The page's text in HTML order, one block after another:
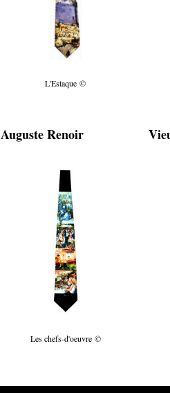
L'Estaque ©
Auguste Renoir
Les chefs-d'oeuvre ©